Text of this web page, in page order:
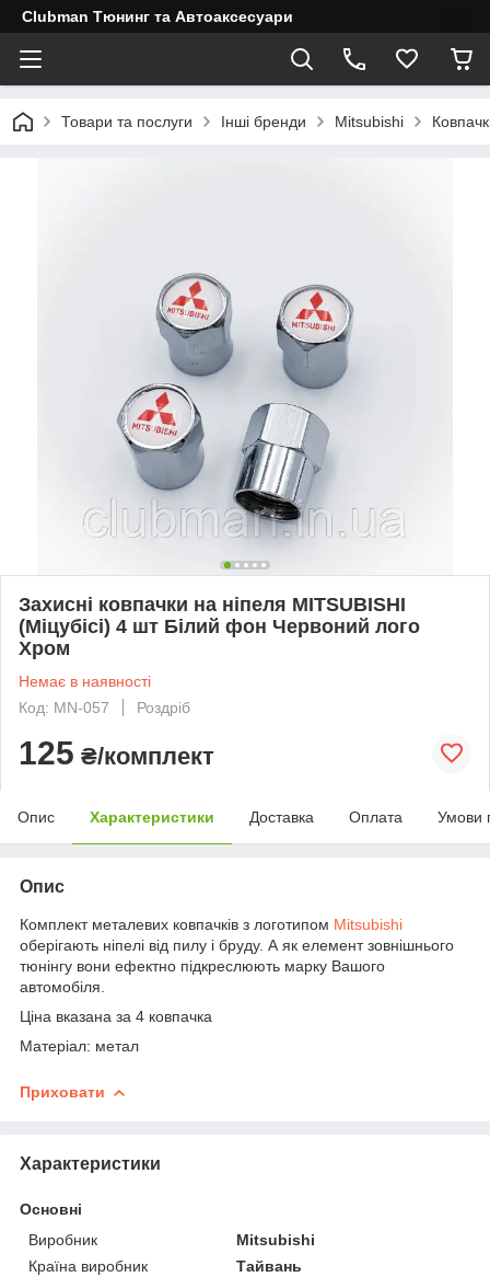
Clubman Тюнинг та Автоаксесуари
Товари та послуги Інші бренди Mitsubishi
Захисні ковпачки на ніпеля MITSUBISHI
(Міцубісі) 4 шт Білий фон Червоний лого
Хром
Немає в наявності
Код: MN-057
Роздріб
125 ₴/комплект
Опис Характеристики Доставка Оплата Умови
Опис
Комплект металевих ковпачків з логотипом Mitsubishi
оберігають ніпелі від пилу і бруду. А як елемент зовнішнього
тюнінгу вони ефектно підкреслюють марку Вашого
автомобіля.
Ціна вказана за 4 ковпачка
Матеріал: метал
Приховати
Характеристики
Основні
Виробник
Mitsubishi
Країна виробник
Тайвань